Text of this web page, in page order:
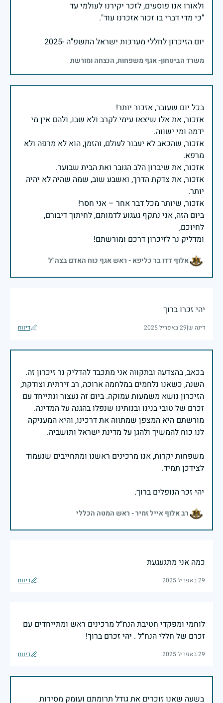
יום הזיכרון לחללי מערכות ישראל התשפ"ה -2025
משרד הביטחון- אגף משפחות, הנצחה ומורשת
אזכור, את אלו שיצאו עימי לקרב ולא שבו, ולהם אין מי
אזכור, שהכאב לא יעבור לעולם, והזמן, הוא לא מרפה ולא
אזכור, את צדקת הדרך, ואשבע שוב, שמה שהיה לא יהיה
ביום הזה, אני נתקף געגוע לדמותם, לחיתוך דיבורם,
ומדליק נר לזיכרון דרכם ומורשתם!
אלוף דדו בר כליפא - ראש אגף כוח האדם בצה"ל
יהי זכרו ברוך
דינה ש|29 באפריל 2025 דיווח
בכאב, בהצדעה ובתקווה אני מתכבד להדליק נר זיכרון זה.
השנה, כשאנו נלחמים במלחמה ארוכה, רב זירתית וצודקת,
הזיכרון נושא משמעות עמוקה. ביום זה נעצור ונתייחד עם
זכרם של טובי בנינו ובנותינו שנפלו בהגנה על המדינה.
מורשתם היא המצפן שמתווה את דרכינו, והיא המעניקה
משפחות יקרות, אנו מרכינים ראשנו ומתחייבים שנעמוד
יהי זכר הנופלים ברוך.
רב אלוף אייל זמיר - ראש המטה הכללי
כמה אני מתגעגעת
29 באפריל 2025 דיווח
לוחמי ומפקדי חטיבת הנח״ל מרכינים ראש ומתייחדים עם
זכרם של חללי הנח״ל . יהי זכרם ברוך!
29 באפריל 2025 דיווח
בשעה שאנו זוכרים את גודל תרומתם ועומק מסירות